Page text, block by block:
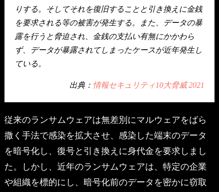
りする。そしてそれを復旧することと引き換えに金銭
を要求される等の被害が発生する。また、データの暴
露を行うと脅迫され、金銭の支払い有無にかかわら
ず、データが暴露されてしまったケースが近年発生し
ている。
出典： 情報セキュリティ10大脅威 2021
従来のランサムウェアは無差別にマルウェアをばら
撒く手法で感染を拡大させ、感染した端末のデータ
を暗号化し、復号と引き換えに身代金を要求しまし
た。しかし、近年のランサムウェアは、特定の企業
や組織を標的にし、暗号化前のデータを密かに窃取